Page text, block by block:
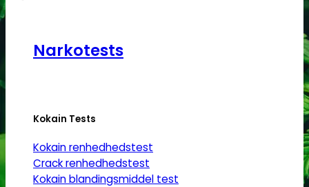
Narkotests
Kokain Tests
Kokain renhedhedstest
Crack renhedhedstest
Kokain blandingsmiddel test